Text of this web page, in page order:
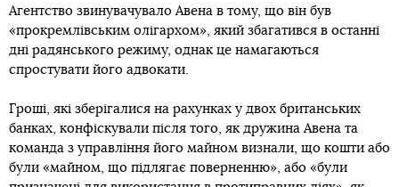
Агентство звинувачувало Авена в тому, що він був
«прокремлівським олігархом», який збагатився в останні
дні радянського режиму, однак це намагаються
спростувати його адвокати.
Гроші, які зберігалися на рахунках у двох британських
банках, конфіскували після того, як дружина Авена та
команда з управління його майном визнали, що кошти або
були «майном, що підлягає поверненню», або «були